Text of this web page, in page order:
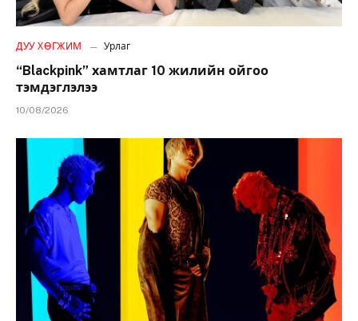
ДУУ ХӨГЖИМ Урлаг
“Blackpink” хамтлаг 10 жилийн ойгоо
тэмдэглэлээ
10/08/2026